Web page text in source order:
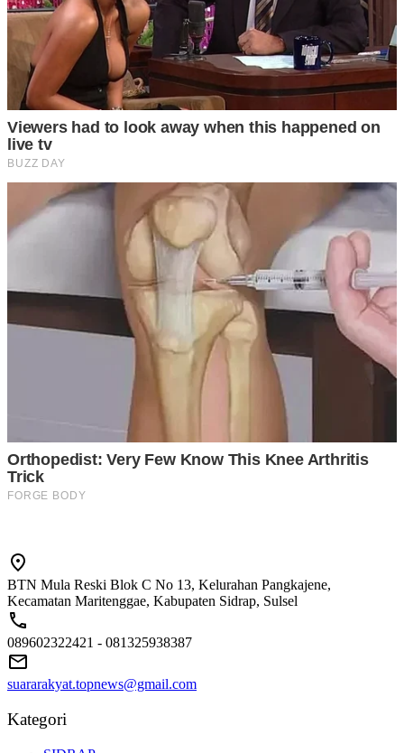
BTN Mula Reski Blok C No 13, Kelurahan Pangkajene,
Kecamatan Maritenggae, Kabupaten Sidrap, Sulsel
089602322421 - 081325938387
suararakyat.topnews@gmail.com
Kategori